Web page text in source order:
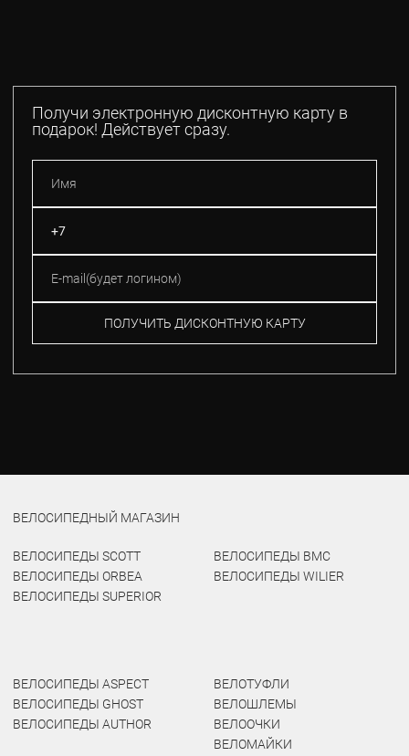
Получи электронную дисконтную карту в
подарок! Действует сразу.
ПОЛУЧИТЬ ДИСКОНТНУЮ КАРТУ
ВЕЛОСИПЕДНЫЙ МАГАЗИН
ВЕЛОСИПЕДЫ SCOTT
ВЕЛОСИПЕДЫ ORBEA
ВЕЛОСИПЕДЫ SUPERIOR
ВЕЛОСИПЕДЫ BMC
ВЕЛОСИПЕДЫ WILIER
ВЕЛОСИПЕДЫ ASPECT
ВЕЛОСИПЕДЫ GHOST
ВЕЛОСИПЕДЫ AUTHOR
ВЕЛОТУФЛИ
ВЕЛОШЛЕМЫ
ВЕЛООЧКИ
ВЕЛОМАЙКИ